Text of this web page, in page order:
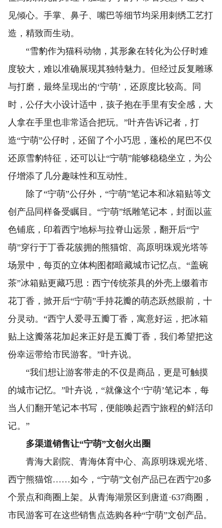
见倾心。手掌、鼻子、嘴巴等细节均采用刺绣工艺打
造，精致而生动。
“雪豹作为猫科动物，其形象在转化为公仔时难
度较大，难以准确展现其独特魅力。但经过反复雕琢
与打磨，最终呈现出的‘宁萌’，还原度比较高。同
时，公仔大小设计适中，孩子抱在手里有安全感，大
人拿在手里也非常适合把玩。”叶卉告诉记者，打
造“宁萌”公仔时，还留了个小巧思，蓬松的尾巴不仅
还原雪豹特征，还可以让“宁萌”能够稳稳坐立，为公
仔增添了几分趣味性和互动性。
除了“宁萌”公仔外，“宁萌”笔记本和冰箱贴等文
创产品同样备受瞩目。“宁萌”纸雕笔记本，封面以蓝
色铺底，印着西宁地标与拉脊山远景，翻开后“宁
萌”穿行于丁香花簇拥的熊猫馆、高原明珠观光塔等
场景中，每页的立体构图都暗藏城市记忆点。“盖碗
茶”冰箱贴更藏巧思：西宁传统茶具的外壳上缀着市
花丁香，掀开后“宁萌”手持花瓣的萌态跃然眼前，十
分灵动。“西宁人爱寻五瓣丁香，寓意好运，把冰箱
贴上这瓣落花加起来正好是五瓣丁香，我们希望把这
份幸运带给市民游客。”叶卉说。
“我们想让游客带走的不仅是商品，更是可触摸
的城市记忆。”叶卉说，“就像这个‘宁萌’笔记本，每
当人们翻开笔记本书写，便能唤起西宁旅程的鲜活印
记。”
多渠道销售让“宁萌”文创火出圈
青海大剧院、青海体育中心、高原明珠观光塔、
西宁熊猫馆……如今，“宁萌”文创产品已在西宁20多
个景点和商圈上架。从青海湖景区到唐道·637商圈，
市民游客可在这些销售点选购各种“宁萌”文创产品。